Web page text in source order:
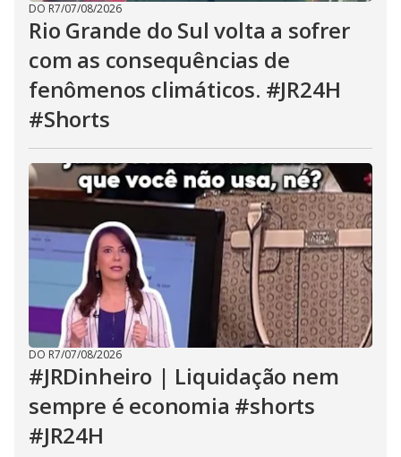
DO R7/07/08/2026
Rio Grande do Sul volta a sofrer
com as consequências de
fenômenos climáticos. #JR24H
#Shorts
DO R7/07/08/2026
#JRDinheiro | Liquidação nem
sempre é economia #shorts
#JR24H